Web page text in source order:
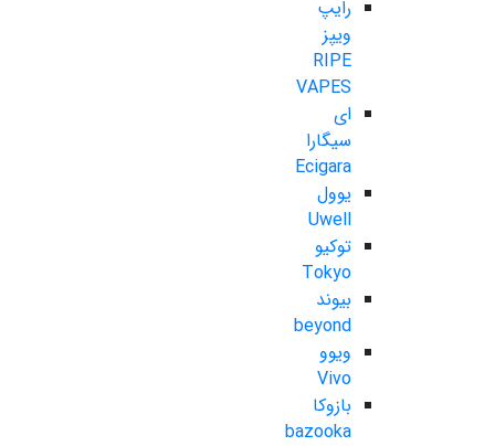
رایپ
ویپز
RIPE
VAPES
ای
سیگارا
Ecigara
یوول
Uwell
توکیو
Tokyo
بیوند
beyond
ویوو
Vivo
بازوکا
bazooka